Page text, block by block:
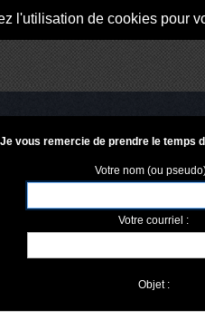
l'utilisation de cookies pour
Je vous remercie de prendre le temps
Votre nom (ou
Votre courriel :
Objet :